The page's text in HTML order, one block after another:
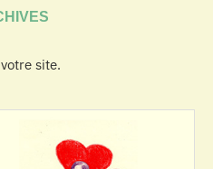
site.